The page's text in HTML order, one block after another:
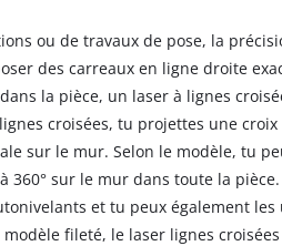
ou de travaux de pose, la
des carreaux en ligne droite
la pièce, un laser à lignes
croisées, tu projettes une
sur le mur. Selon le modèle, tu
sur le mur dans toute la pièce.
et tu peux également
fileté, le laser lignes